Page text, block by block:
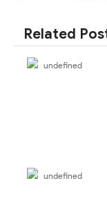
Related
undefined
undefined